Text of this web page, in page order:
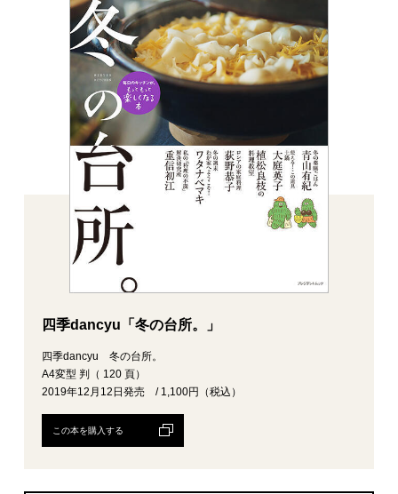
四季dancyu「冬の台所。」
四季dancyu 冬の台所。
A4変型 判（ 120 頁）
2019年12月12日発売 / 1,100円（税込）
この本を購入する